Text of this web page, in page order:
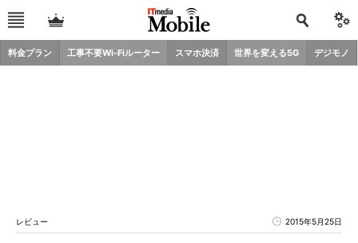
料金プラン 工事不要Wi-Fiルーター スマホ決済 世界を変える5G デジモノ
レビュー 2015年5月25日